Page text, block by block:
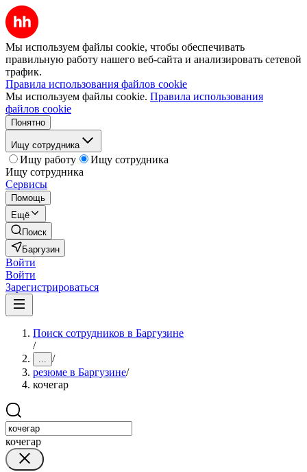
Мы используем файлы cookie, чтобы обеспечивать
правильную работу нашего веб-сайта и анализировать сетевой
трафик.
Правила использования файлов cookie
Мы используем файлы cookie. Правила использования
файлов cookie
Понятно
Ищу сотрудника
Ищу работу
Ищу сотрудника
Ищу сотрудника
Сервисы
Помощь
Ещё
Поиск
Баргузин
Войти
Войти
Зарегистрироваться
Поиск сотрудников в Баргузине
/
... /
резюме в Баргузине/
кочегар
кочегар